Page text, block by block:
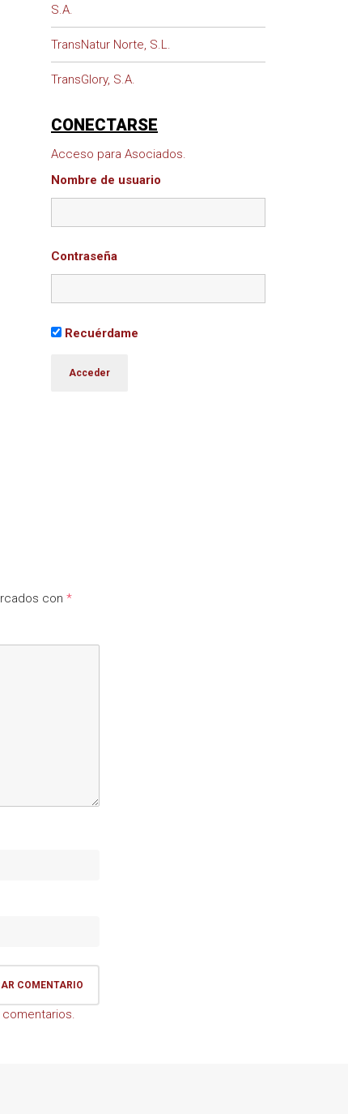
S.A.
TransNatur Norte, S.L.
TransGlory, S.A.
CONECTARSE
Acceso para Asociados.
Nombre de usuario
Contraseña
Recuérdame
con *